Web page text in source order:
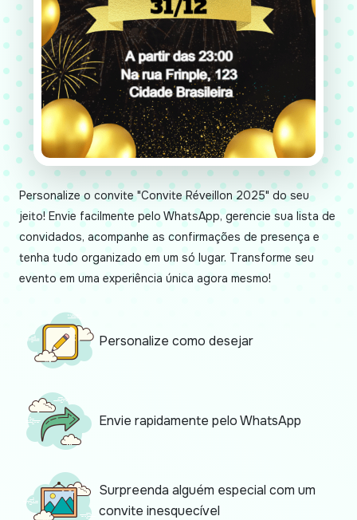
Personalize o convite "Convite Réveillon 2025" do seu
jeito! Envie facilmente pelo WhatsApp, gerencie sua lista de
convidados, acompanhe as confirmações de presença e
tenha tudo organizado em um só lugar. Transforme seu
evento em uma experiência única agora mesmo!
Personalize como desejar
Envie rapidamente pelo WhatsApp
Surpreenda alguém especial com um
convite inesquecível